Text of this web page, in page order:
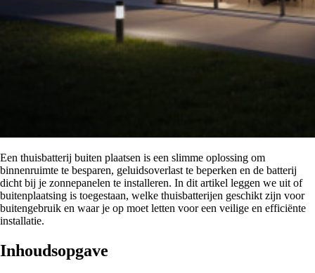
Een thuisbatterij buiten plaatsen is een slimme oplossing om
binnenruimte te besparen, geluidsoverlast te beperken en de batterij
dicht bij je zonnepanelen te installeren. In dit artikel leggen we uit of
buitenplaatsing is toegestaan, welke thuisbatterijen geschikt zijn voor
buitengebruik en waar je op moet letten voor een veilige en efficiënte
installatie.
Inhoudsopgave